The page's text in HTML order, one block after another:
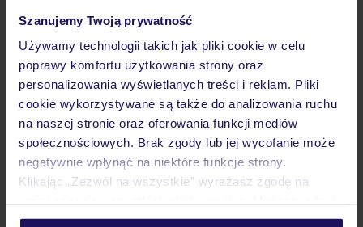
Szanujemy Twoją prywatność
Używamy technologii takich jak pliki cookie w celu
poprawy komfortu użytkowania strony oraz
personalizowania wyświetlanych treści i reklam. Pliki
cookie wykorzystywane są także do analizowania ruchu
na naszej stronie oraz oferowania funkcji mediów
społecznościowych. Brak zgody lub jej wycofanie może
negatywnie wpłynąć na niektóre funkcje strony.
Klikając „Zezwól na wszystkie” wyrażasz zgodę na
personalizować swój wybór wchodząc w zakładkę
Opinie
Pokoje
Wyżywienie